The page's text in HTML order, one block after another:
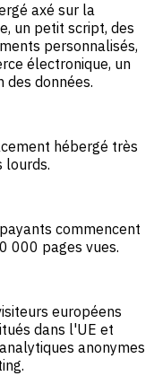
axé sur la
un petit script, des
personnalisés,
électronique, un
des données.
hébergé très
lourds.
commencent
000 pages vues.
européens
dans l'UE et
anonymes